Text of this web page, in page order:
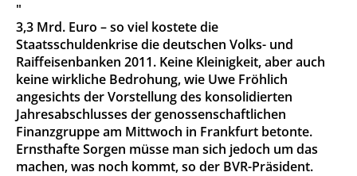
"
3,3 Mrd. Euro – so viel kostete die
Staatsschuldenkrise die deutschen Volks- und
Raiffeisenbanken 2011. Keine Kleinigkeit, aber auch
keine wirkliche Bedrohung, wie Uwe Fröhlich
angesichts der Vorstellung des konsolidierten
Jahresabschlusses der genossenschaftlichen
Finanzgruppe am Mittwoch in Frankfurt betonte.
Ernsthafte Sorgen müsse man sich jedoch um das
machen, was noch kommt, so der BVR-Präsident.